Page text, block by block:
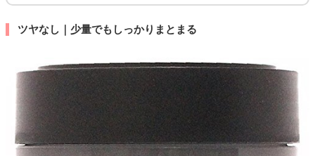
ツヤなし｜少量でもしっかりまとまる